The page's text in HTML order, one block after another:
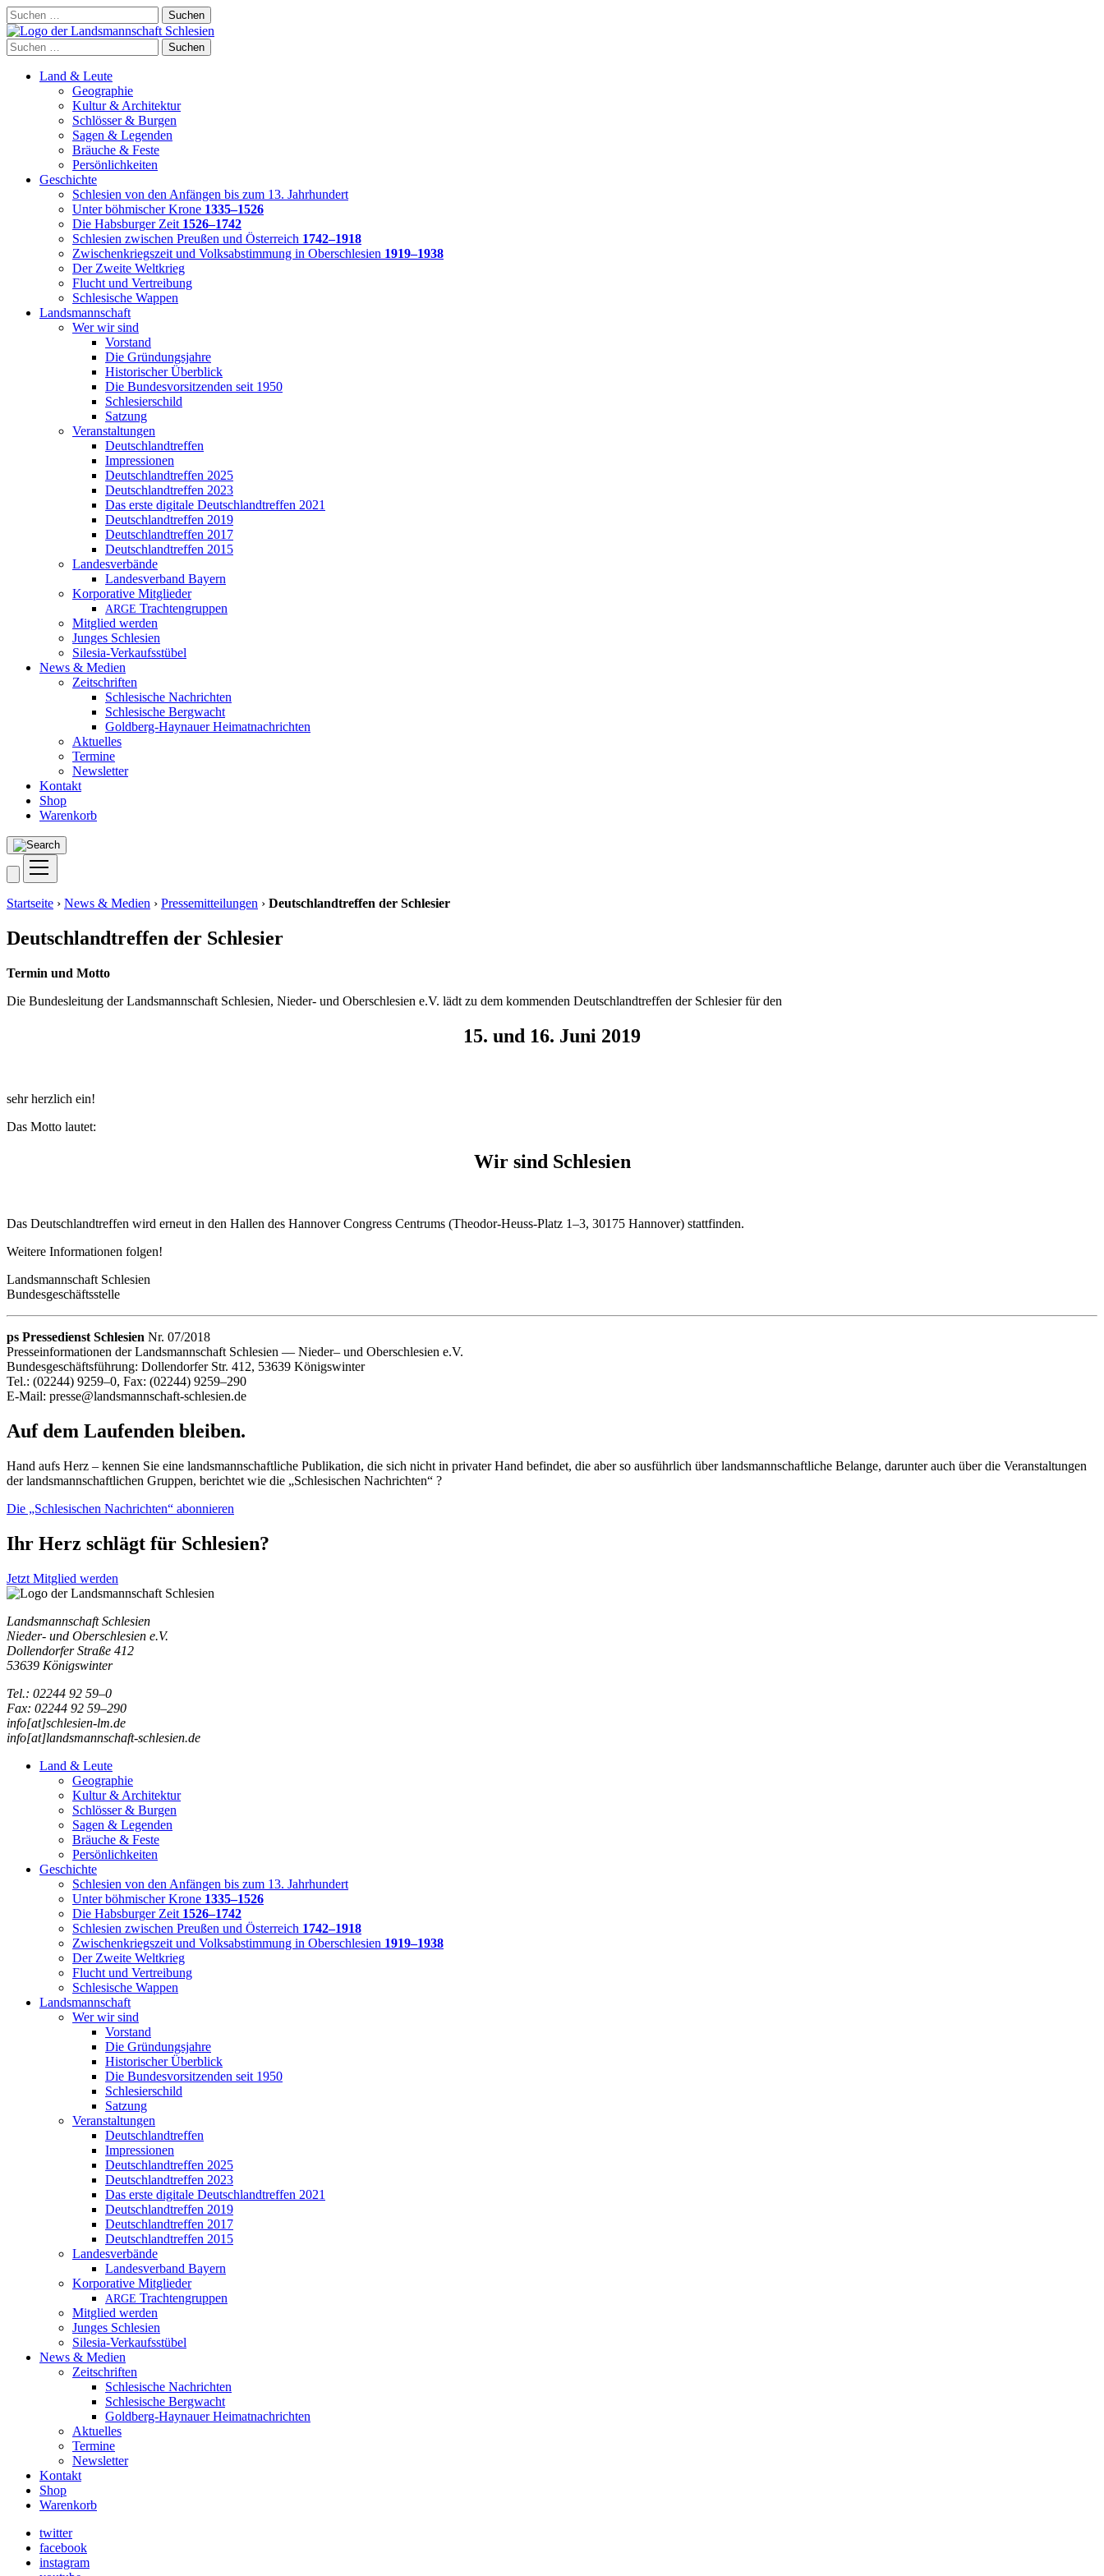
Skip
to
content
Suchen
nach:
Suchen
nach:
Land & Leute
Geographie
Kultur & Architektur
Schlösser & Burgen
Sagen & Legenden
Bräuche & Feste
Persönlichkeiten
Geschichte
Schlesien von den Anfängen bis zum 13. Jahrhundert
Unter böhmischer Krone 1335–1526
Die Habsburger Zeit 1526–1742
Schlesien zwischen Preußen und Österreich 1742–1918
Zwischenkriegszeit und Volksabstimmung in Oberschlesien 1919–1938
Der Zweite Weltkrieg
Flucht und Vertreibung
Schlesische Wappen
Landsmannschaft
Wer wir sind
Vorstand
Die Gründungsjahre
Historischer Überblick
Die Bundesvorsitzenden seit 1950
Schlesierschild
Satzung
Veranstaltungen
Deutschlandtreffen
Impressionen
Deutschlandtreffen 2025
Deutschlandtreffen 2023
Das erste digitale Deutschlandtreffen 2021
Deutschlandtreffen 2019
Deutschlandtreffen 2017
Deutschlandtreffen 2015
Landesverbände
Landesverband Bayern
Korporative Mitglieder
ARGE Trachtengruppen
Mitglied werden
Junges Schlesien
Silesia-Verkaufsstübel
News & Medien
Zeitschriften
Schlesische Nachrichten
Schlesische Bergwacht
Goldberg-Haynauer Heimatnachrichten
Aktuelles
Termine
Newsletter
Kontakt
Shop
Warenkorb
Startseite › News & Medien › Pressemitteilungen › Deutschlandtreffen der Schlesier
Deutschlandtreffen der Schlesier
Ter­min und Motto
Die Bun­des­lei­tung der Lands­mann­schaft Schle­si­en, Nie­der- und Ober­schle­si­en e.V. lädt zu dem kom­men­den Deutsch­land­tref­fen der Schle­si­er für den
15. und 16. Juni 2019
sehr herz­lich ein!
Das Mot­to lautet:
Wir sind Schlesien
Das Deutsch­land­tref­fen wird erneut in den Hal­len des Han­no­ver Con­gress Cen­trums (Theo­dor-Heuss-Platz 1–3, 30175 Han­no­ver) stattfinden.
Wei­te­re Infor­ma­tio­nen folgen!
Lands­mann­schaft Schlesien
Bundesgeschäftsstelle
ps Pres­se­dienst Schle­sien Nr. 07/2018
Pres­se­in­for­ma­tio­nen der Lands­mann­schaft Schle­sien — Nie­der– und Ober­schle­sien e.V.
Bun­des­ge­schäfts­füh­rung: Dol­len­dor­fer Str. 412, 53639 Königswinter
Tel.: (02244) 9259–0, Fax: (02244) 9259–290
E‑Mail: presse@landsmannschaft-schlesien.de
Auf dem Laufenden bleiben.
Hand aufs Herz – kennen Sie eine landsmannschaftliche Publikation, die sich nicht in privater Hand befindet, die aber so ausführlich über landsmannschaftliche Belange, darunter auch über die Veranstaltungen
der landsmannschaftlichen Gruppen, berichtet wie die „Schlesischen Nachrichten“ ?
Die „Schlesischen Nachrichten“ abonnieren
Ihr Herz schlägt für Schlesien?
Jetzt Mitglied werden
Landsmannschaft Schlesien
Nieder- und Oberschlesien e.V.
Dollendorfer Straße 412
53639 Königswinter
Tel.: 02244 92 59–0
Fax: 02244 92 59–290
info[at]schlesien-lm.de
info[at]landsmannschaft-schlesien.de
Land & Leute
Geographie
Kultur & Architektur
Schlösser & Burgen
Sagen & Legenden
Bräuche & Feste
Persönlichkeiten
Geschichte
Schlesien von den Anfängen bis zum 13. Jahrhundert
Unter böhmischer Krone 1335–1526
Die Habsburger Zeit 1526–1742
Schlesien zwischen Preußen und Österreich 1742–1918
Zwischenkriegszeit und Volksabstimmung in Oberschlesien 1919–1938
Der Zweite Weltkrieg
Flucht und Vertreibung
Schlesische Wappen
Landsmannschaft
Wer wir sind
Vorstand
Die Gründungsjahre
Historischer Überblick
Die Bundesvorsitzenden seit 1950
Schlesierschild
Satzung
Veranstaltungen
Deutschlandtreffen
Impressionen
Deutschlandtreffen 2025
Deutschlandtreffen 2023
Das erste digitale Deutschlandtreffen 2021
Deutschlandtreffen 2019
Deutschlandtreffen 2017
Deutschlandtreffen 2015
Landesverbände
Landesverband Bayern
Korporative Mitglieder
ARGE Trachtengruppen
Mitglied werden
Junges Schlesien
Silesia-Verkaufsstübel
News & Medien
Zeitschriften
Schlesische Nachrichten
Schlesische Bergwacht
Goldberg-Haynauer Heimatnachrichten
Aktuelles
Termine
Newsletter
Kontakt
Shop
Warenkorb
twitter
facebook
instagram